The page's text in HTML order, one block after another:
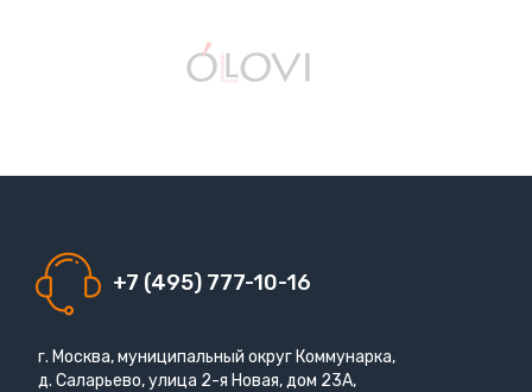
+7 (495) 777-10-16
г. Москва, муниципальный округ Коммунарка,
д. Саларьево, улица 2-я Новая, дом 23А,